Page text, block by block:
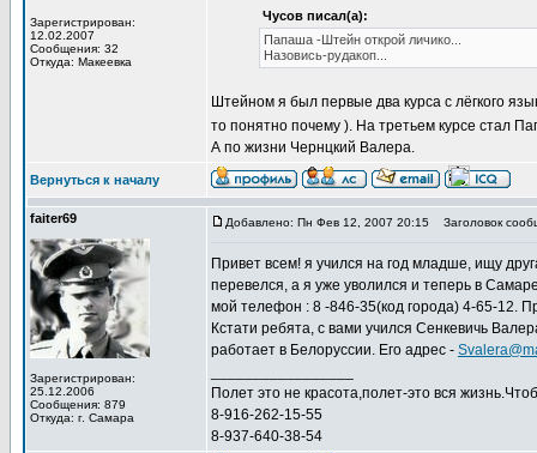
Зарегистрирован:
12.02.2007
Сообщения: 32
Откуда: Макеевка
Чусов писал(а):
Папаша -Штейн открой личико...
Назовись-рудакоп...
Штейном я был первые два курса с лёгкого
то понятно почему ). На третьем курсе стал
А по жизни Чернцкий Валера.
Вернуться к началу
faiter69
Зарегистрирован:
25.12.2006
Сообщения: 879
Откуда: г. Самара
Добавлено: Пн Фев 12, 2007 20:15 Заголовок
Привет всем! я учился на год младше, ищу
перевелся, а я уже уволился и теперь в
мой телефон : 8 -846-35(код города) 4-65-12.
Кстати ребята, с вами учился Сенкевичь
работает в Белоруссии. Его адрес -
Полет это не красота,полет-это вся
8-916-262-15-55
8-937-640-38-54